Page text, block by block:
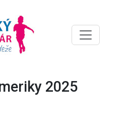
2025